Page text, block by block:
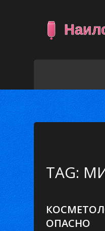
TAG:
ОПАСНО